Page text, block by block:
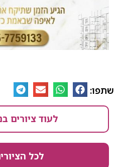
שתפו:
לעוד ציורים
לכל